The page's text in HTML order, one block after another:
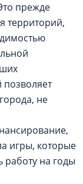
прежде
территорий,
не
игры, которые
работу на годы